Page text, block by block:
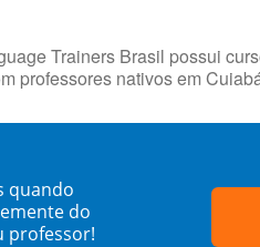
Trainers Brasil possui
professores nativos em
quando
do
professor!